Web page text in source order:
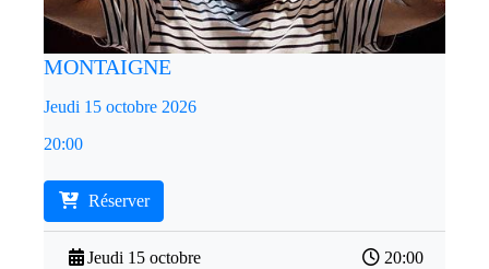
MONTAIGNE
Jeudi 15 octobre 2026
20:00
Réserver
Jeudi 15 octobre 20:00